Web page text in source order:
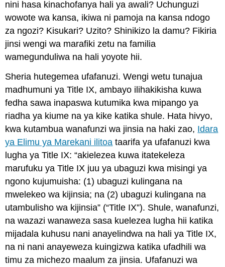
nini hasa kinachofanya hali ya awali? Uchunguzi
wowote wa kansa, ikiwa ni pamoja na kansa ndogo
za ngozi? Kisukari? Uzito? Shinikizo la damu? Fikiria
jinsi wengi wa marafiki zetu na familia
wamegunduliwa na hali yoyote hii.
Sheria hutegemea ufafanuzi. Wengi wetu tunajua
madhumuni ya Title IX, ambayo ilihakikisha kuwa
fedha sawa inapaswa kutumika kwa mipango ya
riadha ya kiume na ya kike katika shule. Hata hivyo,
kwa kutambua wanafunzi wa jinsia na haki zao, Idara
ya Elimu ya Marekani ilitoa taarifa ya ufafanuzi kwa
lugha ya Title IX: “akielezea kuwa itatekeleza
marufuku ya Title IX juu ya ubaguzi kwa misingi ya
ngono kujumuisha: (1) ubaguzi kulingana na
mwelekeo wa kijinsia; na (2) ubaguzi kulingana na
utambulisho wa kijinsia” (“Title IX”). Shule, wanafunzi,
na wazazi wanaweza sasa kuelezea lugha hii katika
mijadala kuhusu nani anayelindwa na hali ya Title IX,
na ni nani anayeweza kuingizwa katika ufadhili wa
timu za michezo maalum za jinsia. Ufafanuzi wa